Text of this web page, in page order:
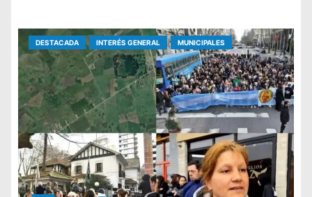
DESTACADA INTERÉS GENERAL MUNICIPALES